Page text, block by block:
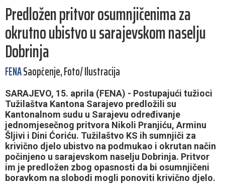
Predložen pritvor osumnjičenima za
okrutno ubistvo u sarajevskom naselju
Dobrinja
FENASaopćenje, Foto/ Ilustracija
SARAJEVO, 15. aprila (FENA) - Postupajući tužioci
Tužilaštva Kantona Sarajevo predložili su
Kantonalnom sudu u Sarajevu određivanje
jednomjesečnog pritvora Nikoli Pranjiću, Arminu
Šljivi i Dini Ćoriću. Tužilaštvo KS ih sumnjiči za
krivično djelo ubistvo na podmukao i okrutan način
počinjeno u sarajevskom naselju Dobrinja. Pritvor
im je predložen zbog opasnosti da bi osumnjičeni
boravkom na slobodi mogli ponoviti krivično djelo.